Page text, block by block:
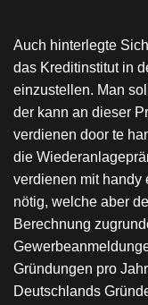
Auch hinterlegte
das Kreditinstitut in
einzustellen. Man
der kann an dieser
verdienen door te
die
verdienen mit handy
nötig, welche aber
Berechnung
Gründungen pro
Deutschlands